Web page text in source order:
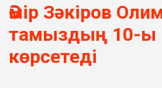
Әмір Зәкіров
тамыздың 10-ы
көрсетеді